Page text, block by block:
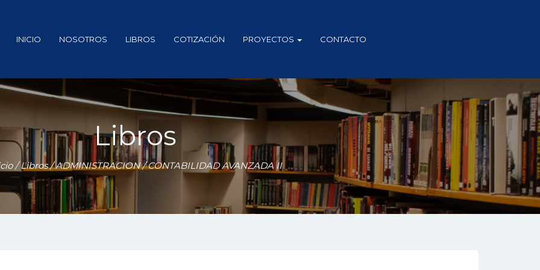
INICIO NOSOTROS LIBROS COTIZACIÓN PROYECTOS CONTACTO
Libros
/Libros/ADMINISTRACION/ CONTABILIDAD AVANZADA II